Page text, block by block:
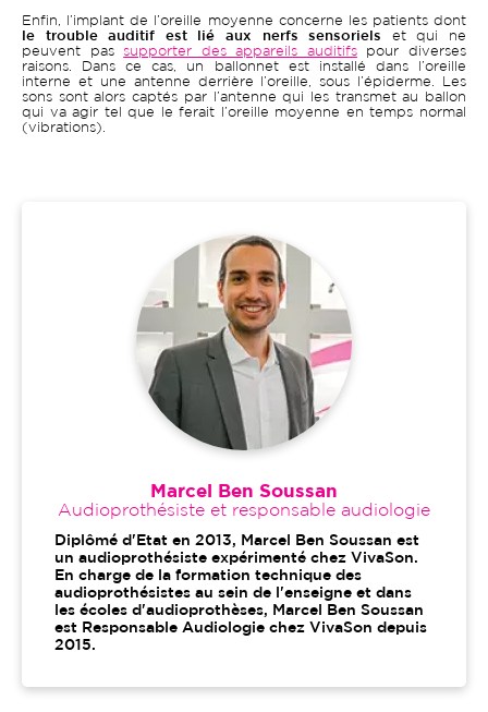
Enfin, l’implant de l’oreille moyenne concerne les patients dont
le trouble auditif est lié aux nerfs sensoriels
et qui ne
peuvent passupporter des appareils auditifspour diverses
raisons. Dans ce cas, un ballonnet est installé dans l’oreille
interne et une antenne derrière l’oreille, sous l’épiderme. Les
sons sont alors captés par l’antenne qui les transmet au ballon
qui va agir tel que le ferait l’oreille moyenne en temps normal
(vibrations).
Marcel Ben Soussan
Audioprothésiste et responsable audiologie
Diplômé d'Etat en 2013, Marcel Ben Soussan est
un audioprothésiste expérimenté chez VivaSon.
En charge de la formation technique des
audioprothésistes au sein de l'enseigne et dans
les écoles d'audioprothèses, Marcel Ben Soussan
est Responsable Audiologie chez VivaSon depuis
2015.